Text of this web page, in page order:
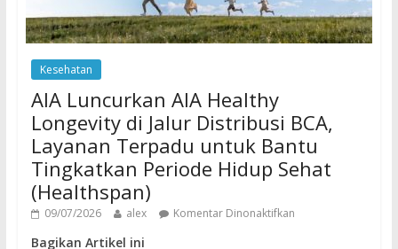
Kesehatan
AIA Luncurkan AIA Healthy
Longevity di Jalur Distribusi BCA,
Layanan Terpadu untuk Bantu
Tingkatkan Periode Hidup Sehat
(Healthspan)
09/07/2026 alex Komentar Dinonaktifkan
Bagikan Artikel ini